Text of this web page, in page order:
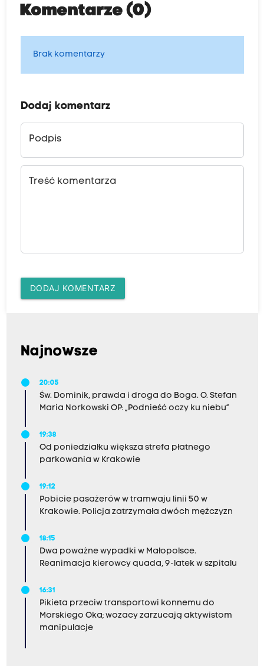
Komentarze (0)
Brak komentarzy
Dodaj komentarz
Podpis
Treść komentarza
DODAJ KOMENTARZ
Najnowsze
20:05
Św. Dominik, prawda i droga do Boga. O. Stefan
Maria Norkowski OP: „Podnieść oczy ku niebu”
19:38
Od poniedziałku większa strefa płatnego
parkowania w Krakowie
19:12
Pobicie pasażerów w tramwaju linii 50 w
Krakowie. Policja zatrzymała dwóch mężczyzn
18:15
Dwa poważne wypadki w Małopolsce.
Reanimacja kierowcy quada, 9-latek w szpitalu
16:31
Pikieta przeciw transportowi konnemu do
Morskiego Oka; wozacy zarzucają aktywistom
manipulacje